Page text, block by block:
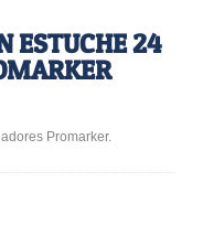
ESTUCHE 24
Promarker.